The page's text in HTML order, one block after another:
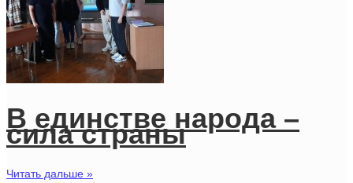
В единстве народа –
сила страны
Читать дальше »